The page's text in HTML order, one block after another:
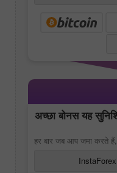
अच्छा बोनस यह
हर बार जब आप जमा करते
InstaForex